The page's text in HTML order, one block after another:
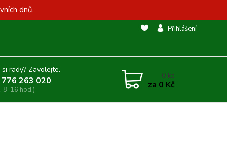
dnů.
Přihlášení
rady? Zavolejte.
263 020
8-16 hod.)
0 ks
za 0 Kč